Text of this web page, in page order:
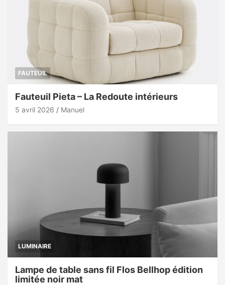
FAUTEUIL
Fauteuil Pieta – La Redoute intérieurs
5 avril 2026 Manuel
LUMINAIRE
Lampe de table sans fil Flos Bellhop édition
limitée noir mat